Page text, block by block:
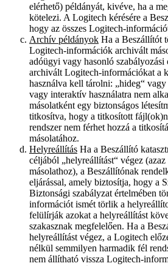
elérhető) példányát, kivéve, ha a
kötelezi. A Logitech kérésére a
hogy az összes Logitech-
Archív példányok Ha a Beszállítót
Logitech-információk archivált
adóügyi vagy hasonló
archivált Logitech-információkat a
használva kell tárolni: „hideg“
vagy interaktív használatra nem
másolatként egy biztonságos
titkosítva, hogy a titkosított
rendszer nem férhet hozzá a
másolatához.
Helyreállítás Ha a Beszállító
céljából „helyreállítást“ végez
másolathoz), a Beszállítónak
eljárással, amely biztosítja, hogy a
Biztonsági szabályzat értelmében
információt ismét törlik a
felülírják azokat a helyreállítást
szakasznak megfelelően. Ha a
helyreállítást végez, a Logitech
nélkül semmilyen harmadik fél
nem állítható vissza Logitech-